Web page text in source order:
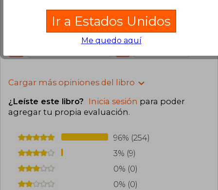
Muchas gracias. Una vez más un excelente
servicio. Hermoso libro. =)
Cargar más opiniones del libro
¿Leíste este libro? Inicia sesión para poder
agregar tu propia evaluación.
96% (254)
3% (9)
0% (0)
0% (0)
Ir a Estados Unidos
Me quedo aquí